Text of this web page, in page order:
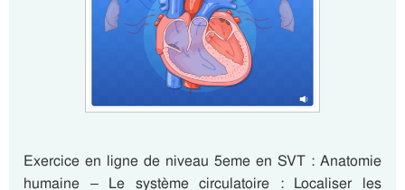
Exercice en ligne de niveau 5eme en SVT : Anatomie
humaine – Le système circulatoire : Localiser les